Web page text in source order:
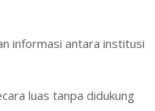
informasi antara institusi
luas tanpa didukung